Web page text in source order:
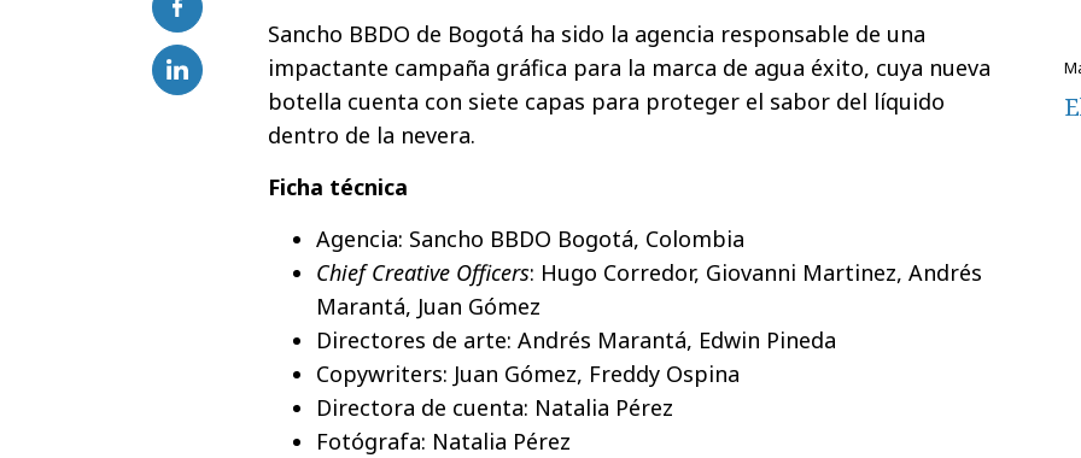
Sancho BBDO de Bogotá ha sido la agencia responsable de una
impactante campaña gráfica para la marca de agua éxito, cuya nueva
botella cuenta con siete capas para proteger el sabor del líquido
dentro de la nevera.
Ficha técnica
Agencia: Sancho BBDO Bogotá, Colombia
Chief Creative Officers: Hugo Corredor, Giovanni Martinez, Andrés
Marantá, Juan Gómez
Directores de arte: Andrés Marantá, Edwin Pineda
Copywriters: Juan Gómez, Freddy Ospina
Directora de cuenta: Natalia Pérez
Fotógrafa: Natalia Pérez